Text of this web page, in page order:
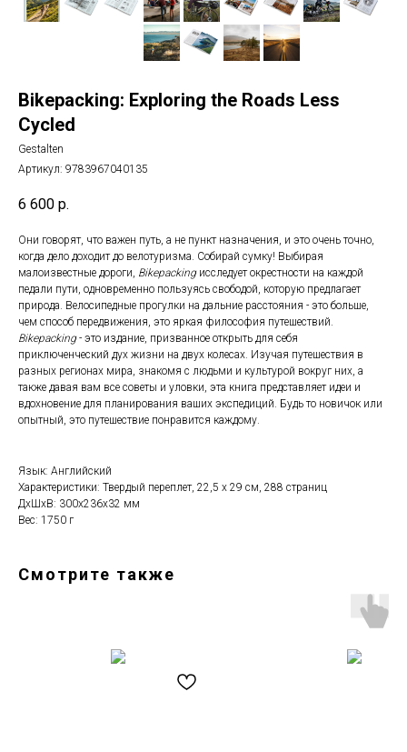
Bikepacking: Exploring the Roads Less
Cycled
Gestalten
Артикул: 9783967040135
6 600 р.
Они говорят, что важен путь, а не пункт назначения, и это очень точно,
когда дело доходит до велотуризма. Собирай сумку! Выбирая
малоизвестные дороги, Bikepackingисследует окрестности на каждой
педали пути, одновременно пользуясь свободой, которую предлагает
природа. Велосипедные прогулки на дальние расстояния - это больше,
чем способ передвижения, это яркая философия путешествий.
Bikepacking- это издание, призванное открыть для себя
приключенческий дух жизни на двух колесах. Изучая путешествия в
разных регионах мира, знакомя с людьми и культурой вокруг них, а
также давая вам все советы и уловки, эта книга представляет идеи и
вдохновение для планирования ваших экспедиций. Будь то новичок или
опытный, это путешествие понравится каждому.
Язык: Английский
Характеристики: Твердый переплет, 22,5 x 29 см, 288 страниц
ДxШxВ: 300x236x32 мм
Вес: 1750 г
Смотрите также